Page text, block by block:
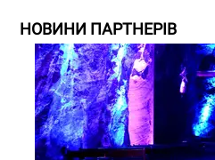
НОВИНИ ПАРТНЕРІВ